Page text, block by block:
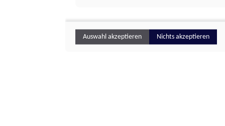
Auswahl akzeptieren Nichts akzeptieren